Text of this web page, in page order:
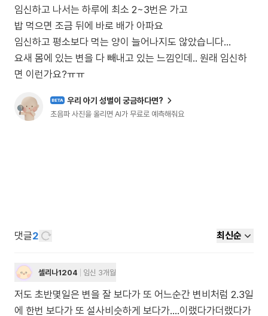
임신하고 나서는 하루에 최소 2~3번은 가고
밥 먹으면 조금 뒤에 바로 배가 아파요
임신하고 평소보다 먹는 양이 늘어나지도 않았습니다…
요새 몸에 있는 변을 다 빼내고 있는 느낌인데.. 원래 임신하
BETA 우리 아기 성별이 궁금하다면?
초음파 사진을 올리면 AI가 무료로 예측해줘요
댓글2 최신순
셀리나1204 임신 3개월
저도 초반몇일은 변을 잘 보다가 또 어느순간 변비처럼 2.3일
에 한번 보다가 또 설사비슷하게 보다가....이랬다가더랬다가